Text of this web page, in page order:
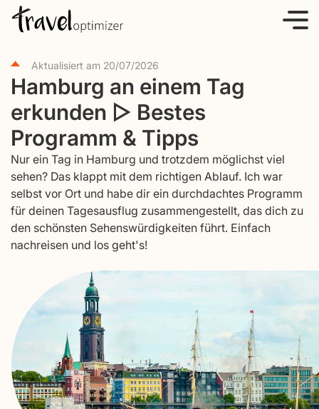
Aktualisiert am 20/07/2026
Hamburg an einem Tag
erkunden ▷ Bestes
Programm & Tipps
Nur ein Tag in Hamburg und trotzdem möglichst viel
sehen? Das klappt mit dem richtigen Ablauf. Ich war
selbst vor Ort und habe dir ein durchdachtes Programm
für deinen Tagesausflug zusammengestellt, das dich zu
den schönsten Sehenswürdigkeiten führt. Einfach
nachreisen und los geht's!